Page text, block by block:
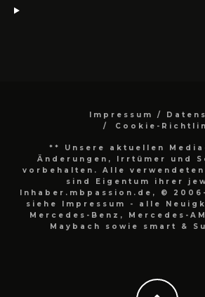
Impressum /
Cookie-
** Unsere aktuellen
Änderungen, Irrtümer und
vorbehalten. Alle verwendeten
sind Eigentum ihrer
Inhaber.mbpassion.de, ©
siehe Impressum - alle
Mercedes-Benz, Mercedes-
Maybach sowie smart &